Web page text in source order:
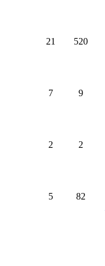
21 520
7 9
2 2
5 82